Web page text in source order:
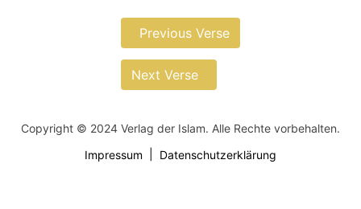
Previous Verse
Next Verse
Copyright © 2024 Verlag der Islam. Alle Rechte vorbehalten.
Impressum
Datenschutzerklärung